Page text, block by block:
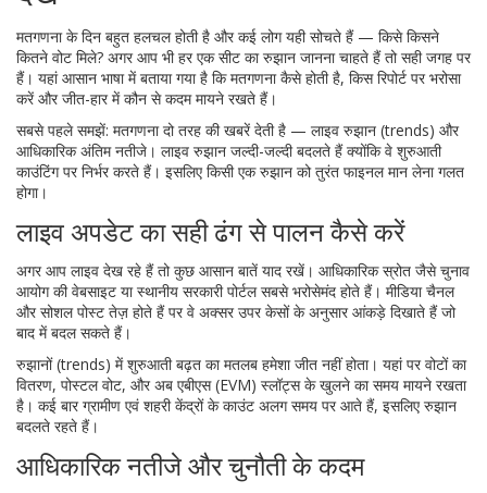
मतगणना के दिन बहुत हलचल होती है और कई लोग यही सोचते हैं — किसे किसने
कितने वोट मिले? अगर आप भी हर एक सीट का रुझान जानना चाहते हैं तो सही जगह पर
हैं। यहां आसान भाषा में बताया गया है कि मतगणना कैसे होती है, किस रिपोर्ट पर भरोसा
करें और जीत-हार में कौन से कदम मायने रखते हैं।
सबसे पहले समझें: मतगणना दो तरह की खबरें देती है — लाइव रुझान (trends) और
आधिकारिक अंतिम नतीजे। लाइव रुझान जल्दी-जल्दी बदलते हैं क्योंकि वे शुरुआती
काउंटिंग पर निर्भर करते हैं। इसलिए किसी एक रुझान को तुरंत फाइनल मान लेना गलत
होगा।
लाइव अपडेट का सही ढंग से पालन कैसे करें
अगर आप लाइव देख रहे हैं तो कुछ आसान बातें याद रखें। आधिकारिक स्रोत जैसे चुनाव
आयोग की वेबसाइट या स्थानीय सरकारी पोर्टल सबसे भरोसेमंद होते हैं। मीडिया चैनल
और सोशल पोस्ट तेज़ होते हैं पर वे अक्सर उपर केसों के अनुसार आंकड़े दिखाते हैं जो
बाद में बदल सकते हैं।
रुझानों (trends) में शुरुआती बढ़त का मतलब हमेशा जीत नहीं होता। यहां पर वोटों का
वितरण, पोस्टल वोट, और अब एबीएस (EVM) स्लॉट्स के खुलने का समय मायने रखता
है। कई बार ग्रामीण एवं शहरी केंद्रों के काउंट अलग समय पर आते हैं, इसलिए रुझान
बदलते रहते हैं।
आधिकारिक नतीजे और चुनौती के कदम